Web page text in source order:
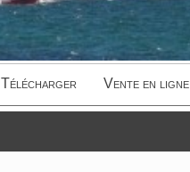
Télécharger Vente en ligne